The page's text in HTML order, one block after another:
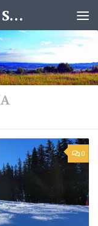
Jasielski Klub Łączności SP8KJX
0